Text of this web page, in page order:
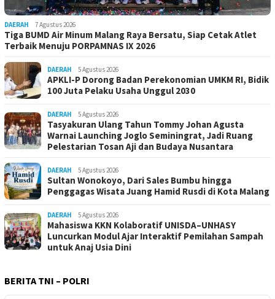
DAERAH 7 Agustus 2026
Tiga BUMD Air Minum Malang Raya Bersatu, Siap Cetak Atlet
Terbaik Menuju PORPAMNAS IX 2026
DAERAH 5 Agustus 2026
APKLI-P Dorong Badan Perekonomian UMKM RI, Bidik
100 Juta Pelaku Usaha Unggul 2030
DAERAH 5 Agustus 2026
Tasyakuran Ulang Tahun Tommy Johan Agusta
Warnai Launching Joglo Seminingrat, Jadi Ruang
Pelestarian Tosan Aji dan Budaya Nusantara
DAERAH 5 Agustus 2026
Sultan Wonokoyo, Dari Sales Bumbu hingga
Penggagas Wisata Juang Hamid Rusdi di Kota Malang
DAERAH 5 Agustus 2026
Mahasiswa KKN Kolaboratif UNISDA–UNHASY
Luncurkan Modul Ajar Interaktif Pemilahan Sampah
untuk Anaj Usia Dini
BERITA TNI – POLRI